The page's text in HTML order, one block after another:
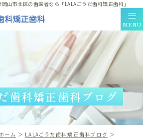
山市北区の歯医者なら「LALAごうだ歯科矯正歯科」
MENU
科矯正歯科ブログ
ーム
LALAごうだ歯科矯正歯科ブログ